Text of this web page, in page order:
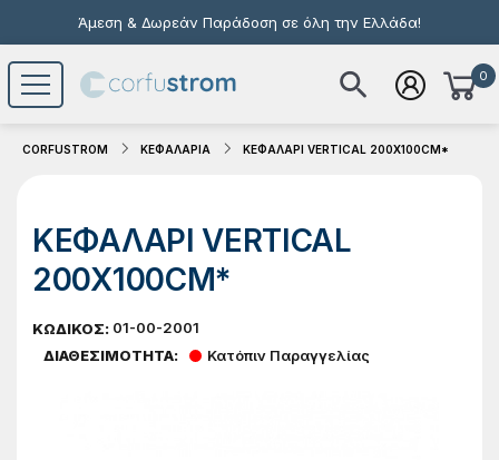
Άμεση & Δωρεάν Παράδοση σε όλη την Ελλάδα!
0
CORFUSTROM ΚΕΦΑΛΑΡΙΑ ΚΕΦΑΛΑΡΙ VERTICAL 200X100CM*
ΚΕΦΑΛΑΡΙ VERTICAL
200X100CM*
ΚΩΔΙΚΟΣ: 01-00-2001
ΔΙΑΘΕΣΙΜΟΤΗΤΑ:
Κατόπιν Παραγγελίας